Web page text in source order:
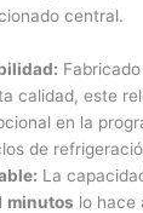
central.
calidad, este
en la
de
La
minutos lo hace